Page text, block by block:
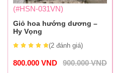
(#HSN-031VN)
Giỏ hoa hướng dương –
Hy Vọng
(2 đánh giá)
900.000VND
800.000 VND